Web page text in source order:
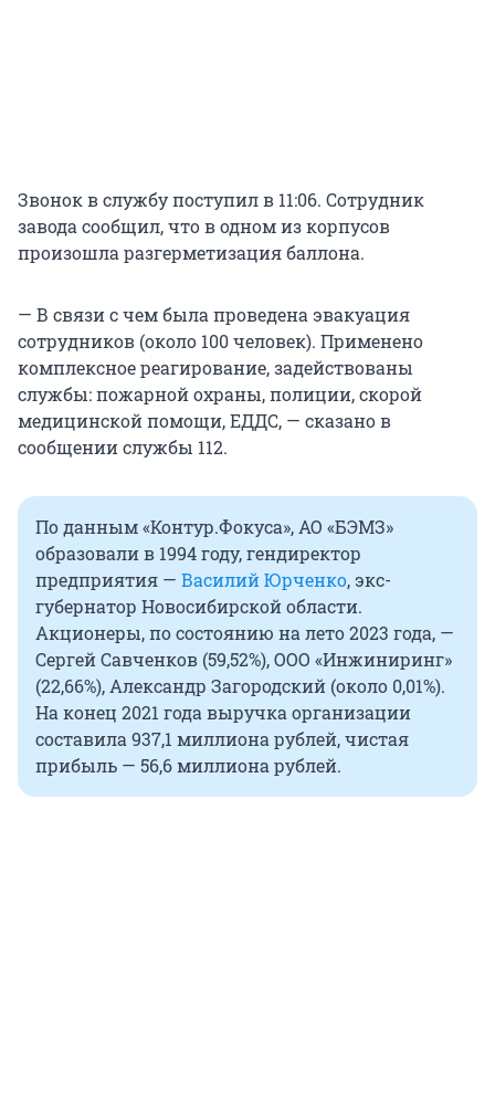
Звонок в службу поступил в 11:06. Сотрудник
завода сообщил, что в одном из корпусов
произошла разгерметизация баллона.
— В связи с чем была проведена эвакуация
сотрудников (около 100 человек). Применено
комплексное реагирование, задействованы
службы: пожарной охраны, полиции, скорой
медицинской помощи, ЕДДС, — сказано в
сообщении службы 112.
По данным «Контур.Фокуса», АО «БЭМЗ»
образовали в 1994 году, гендиректор
предприятия — Василий Юрченко, экс-
губернатор Новосибирской области.
Акционеры, по состоянию на лето 2023 года, —
Сергей Савченков (59,52%), ООО «Инжиниринг»
(22,66%), Александр Загородский (около 0,01%).
На конец 2021 года выручка организации
составила 937,1 миллиона рублей, чистая
прибыль — 56,6 миллиона рублей.